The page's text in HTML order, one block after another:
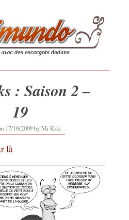
: Saison 2 –
19
17/10/200920/02/2017
byMr Kiki
là